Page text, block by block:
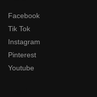
Facebook
Tik Tok
Instagram
Pinterest
Youtube